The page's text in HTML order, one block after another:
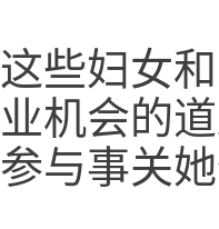
这些妇女
业机会的
参与事关